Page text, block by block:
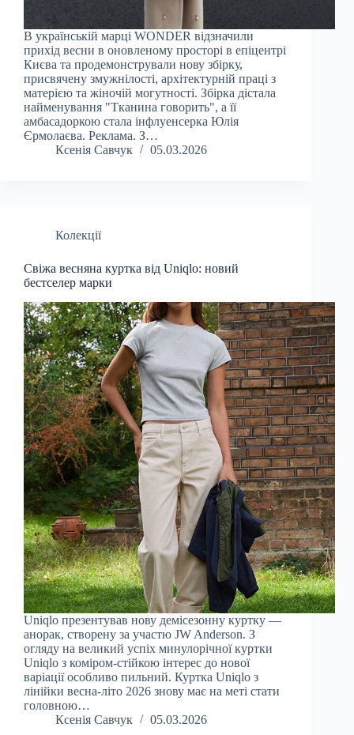
В українській марці WONDER відзначили
прихід весни в оновленому просторі в епіцентрі
Києва та продемонстрували нову збірку,
присвячену змужнілості, архітектурній праці з
матерією та жіночій могутності. Збірка дістала
найменування "Тканина говорить", а її
амбасадоркою стала інфлуенсерка Юлія
Єрмолаєва. Реклама. З…
Ксенія Савчук
05.03.2026
Колекції
Свіжа весняна куртка від Uniqlo: новий
бестселер марки
Uniqlo презентував нову демісезонну куртку —
анорак, створену за участю JW Anderson. З
огляду на великий успіх минулорічної куртки
Uniqlo з коміром-стійкою інтерес до нової
варіації особливо пильний. Куртка Uniqlo з
лінійки весна-літо 2026 знову має на меті стати
головною…
Ксенія Савчук
05.03.2026